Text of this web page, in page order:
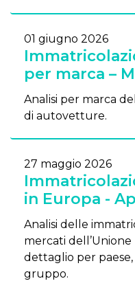
01 giugno 2026
per marca –
Analisi per marca
di autovetture.
27 maggio 2026
in Europa -
Analisi delle
mercati dell’Unione
dettaglio per
gruppo.